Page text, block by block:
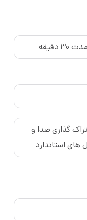
برای تماس‌های تصویری،
محسوب می‌شود.
گذاری صدا و
های استاندارد